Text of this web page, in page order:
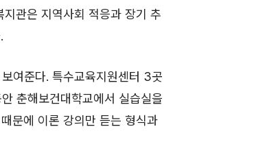
관은 지역사회 적응과 장기 추
여준다. 특수교육지원센터 3곳
춘해보건대학교에서 실습실을
문에 이론 강의만 듣는 형식과